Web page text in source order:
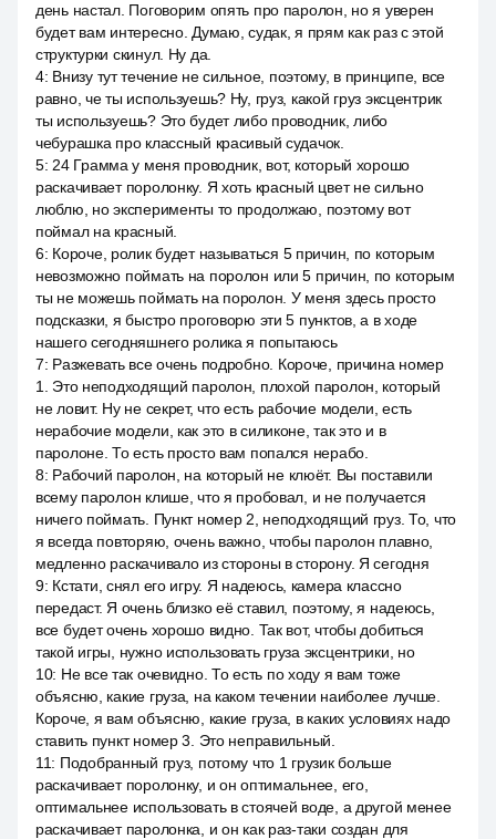
день настал. Поговорим опять про паролон, но я уверен
будет вам интересно. Думаю, судак, я прям как раз с этой
структурки скинул. Ну да.
4: Внизу тут течение не сильное, поэтому, в принципе, все
равно, че ты используешь? Ну, груз, какой груз эксцентрик
ты используешь? Это будет либо проводник, либо
чебурашка про классный красивый судачок.
5: 24 Грамма у меня проводник, вот, который хорошо
раскачивает поролонку. Я хоть красный цвет не сильно
люблю, но эксперименты то продолжаю, поэтому вот
поймал на красный.
6: Короче, ролик будет называться 5 причин, по которым
невозможно поймать на поролон или 5 причин, по которым
ты не можешь поймать на поролон. У меня здесь просто
подсказки, я быстро проговорю эти 5 пунктов, а в ходе
нашего сегодняшнего ролика я попытаюсь
7: Разжевать все очень подробно. Короче, причина номер
1. Это неподходящий паролон, плохой паролон, который
не ловит. Ну не секрет, что есть рабочие модели, есть
нерабочие модели, как это в силиконе, так это и в
паролоне. То есть просто вам попался нерабо.
8: Рабочий паролон, на который не клюёт. Вы поставили
всему паролон клише, что я пробовал, и не получается
ничего поймать. Пункт номер 2, неподходящий груз. То, что
я всегда повторяю, очень важно, чтобы паролон плавно,
медленно раскачивало из стороны в сторону. Я сегодня
9: Кстати, снял его игру. Я надеюсь, камера классно
передаст. Я очень близко её ставил, поэтому, я надеюсь,
все будет очень хорошо видно. Так вот, чтобы добиться
такой игры, нужно использовать груза эксцентрики, но
10: Не все так очевидно. То есть по ходу я вам тоже
объясню, какие груза, на каком течении наиболее лучше.
Короче, я вам объясню, какие груза, в каких условиях надо
ставить пункт номер 3. Это неправильный.
11: Подобранный груз, потому что 1 грузик больше
раскачивает поролонку, и он оптимальнее, его,
оптимальнее использовать в стоячей воде, а другой менее
раскачивает паролонка, и он как раз-таки создан для